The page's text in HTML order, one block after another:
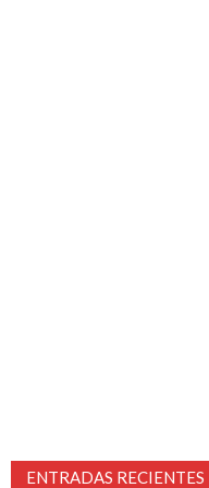
ENTRADAS RECIENTES